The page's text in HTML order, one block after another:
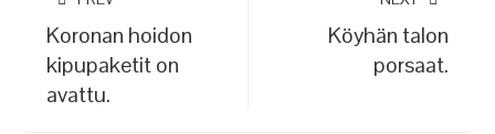
Koronan hoidon
kipupaketit on
avattu.
Köyhän talon
porsaat.